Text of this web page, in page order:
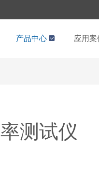
产品中心 应用案
测试仪